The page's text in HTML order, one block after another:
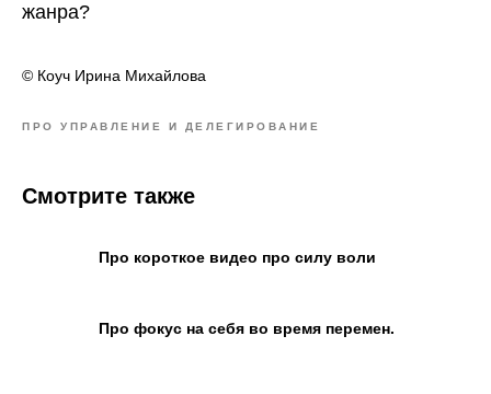
жанра?
© Коуч Ирина Михайлова
ПРО УПРАВЛЕНИЕ И ДЕЛЕГИРОВАНИЕ
Смотрите также
Про короткое видео про силу воли
Про фокус на себя во время перемен.